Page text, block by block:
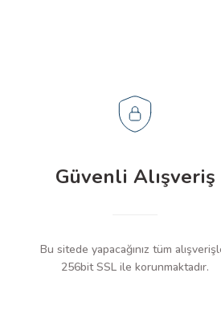
Güvenli Alışveriş
Bu sitede yapacağınız tüm
256bit SSL ile korunmaktadır.